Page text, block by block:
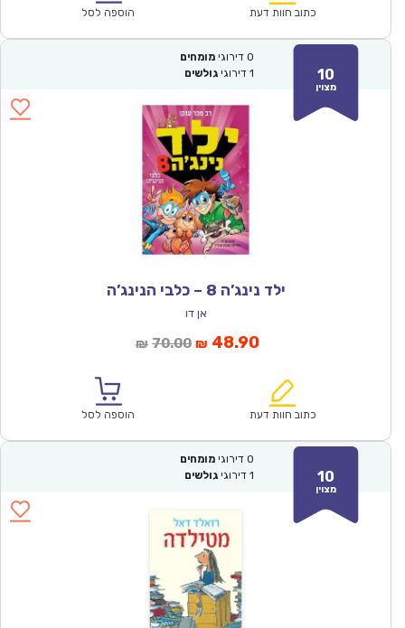
₪78.00.
כתוב חוות דעת הוספה לסל
10
מצוין
0 דירוגי מומחים
1 דירוגי גולשים
ילד נינג’ה 8 – כלבי הנינג’ה
אן דו
₪ 70.00המחיר
₪70.00.
₪ 48.90המחיר
הוא:
כתוב חוות דעת הוספה לסל
10
מצוין
0 דירוגי מומחים
1 דירוגי גולשים